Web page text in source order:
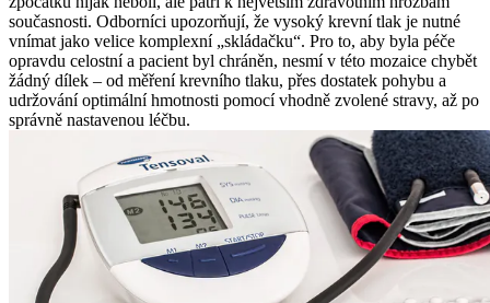
současnosti. Odborníci upozorňují, že vysoký krevní tlak je nutné
vnímat jako velice komplexní „skládačku“. Pro to, aby byla péče
opravdu celostní a pacient byl chráněn, nesmí v této mozaice chybět
žádný dílek – od měření krevního tlaku, přes dostatek pohybu a
udržování optimální hmotnosti pomocí vhodně zvolené stravy, až po
správně nastavenou léčbu.